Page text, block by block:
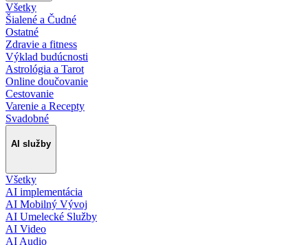
Všetky
Šialené a Čudné
Ostatné
Zdravie a fitness
Výklad budúcnosti
Astrológia a Tarot
Online doučovanie
Cestovanie
Varenie a Recepty
Svadobné
AI služby
Všetky
AI implementácia
AI Mobilný Vývoj
AI Umelecké Služby
AI Video
AI Audio